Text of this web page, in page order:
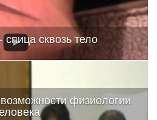
сквозь тело
физиологии